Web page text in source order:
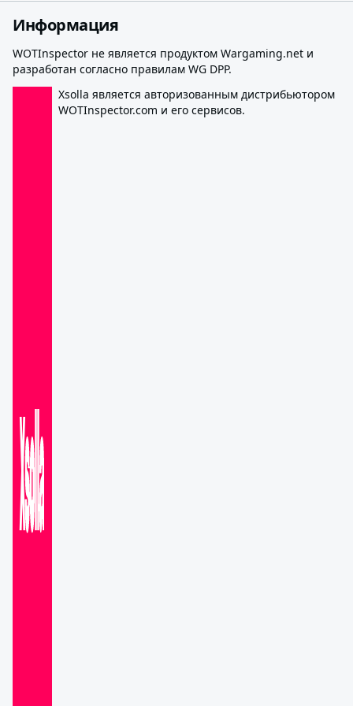
Информация
WOTInspector не является продуктом Wargaming.net и
разработан согласно правилам WG DPP.
Xsolla является авторизованным дистрибьютором
WOTInspector.com и его сервисов.